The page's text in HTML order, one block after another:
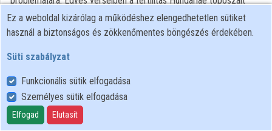
variálta, másutt a misztikus idegenség gazdagságával
szembesítette világát, megint másutt a gazdagság lehetséges
Berzsenyi világában mit jelent a vagyon, s milyen feltételei vannak
Felhasználói szabályzat
Adatkezelési tájékoztató
Ez a weboldal kizárólag a működéshez elengedhetetlen sütiket
használ a biztonságos és zökkenőmentes böngészés érdekében.
Süti szabályzat
Funkcionális sütik elfogadása
Személyes sütik elfogadása
Elfogad Elutasít